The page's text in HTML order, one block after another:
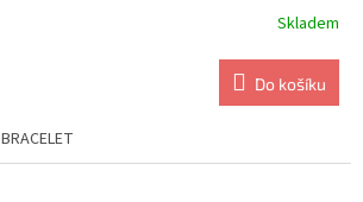
Skladem
Do košíku